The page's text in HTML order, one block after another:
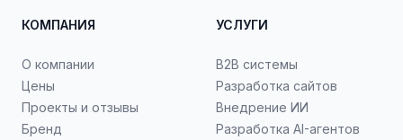
КОМПАНИЯ
О компании
Цены
Проекты и отзывы
Бренд
УСЛУГИ
B2B системы
Разработка сайтов
Внедрение ИИ
Разработка AI-агентов